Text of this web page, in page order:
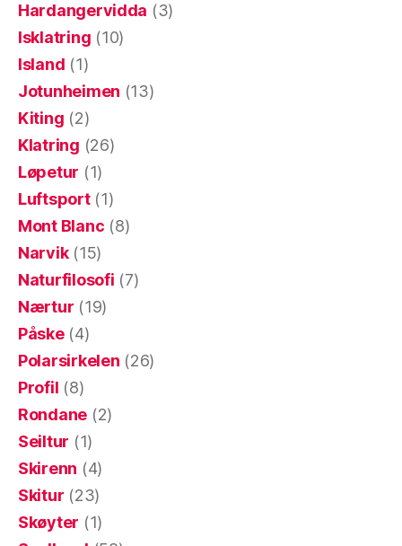
Hardangervidda (3)
Isklatring (10)
Island (1)
Jotunheimen (13)
Kiting (2)
Klatring (26)
Løpetur (1)
Luftsport(1)
Mont Blanc (8)
Narvik(15)
Naturfilosofi (7)
Nærtur (19)
Påske(4)
Polarsirkelen (26)
Profil (8)
Rondane (2)
Seiltur (1)
Skirenn (4)
Skitur (23)
Skøyter (1)